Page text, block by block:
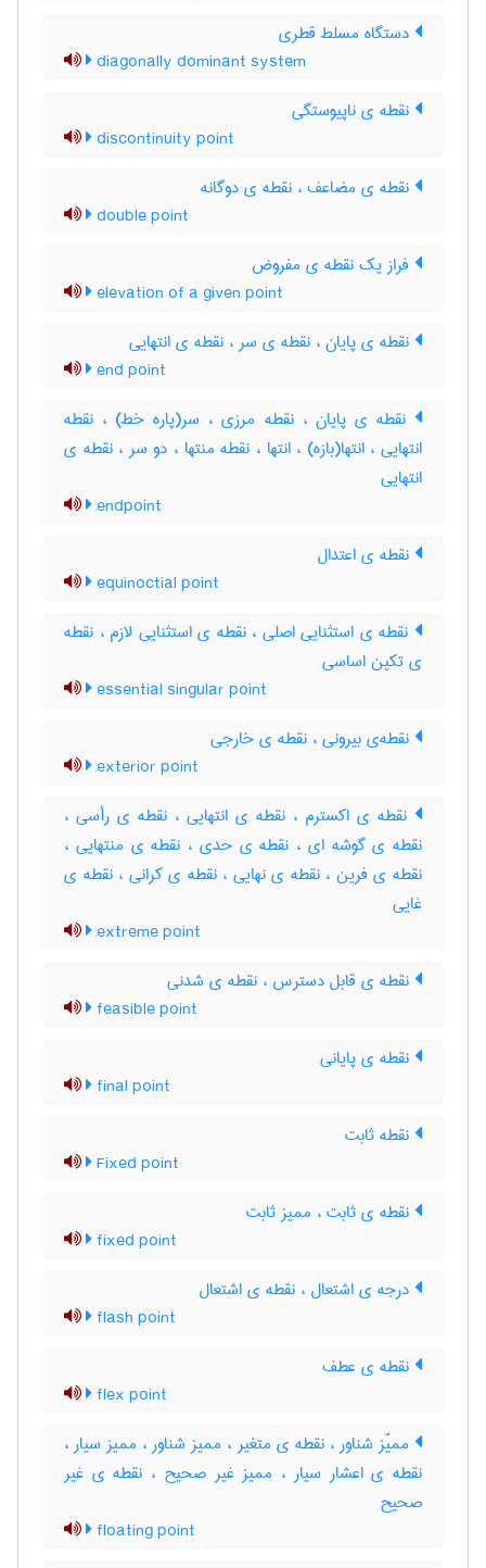
دستگاه مسلط قطری
diagonally dominant system
نقطه ی ناپیوستگی
discontinuity point
نقطه ی مضاعف ، نقطه ی دوگانه
double point
فراز یک نقطه ی مفروض
elevation of a given point
نقطه ی پایان ، نقطه ی سر ، نقطه ی انتهایی
end point
نقطه ی پایان ، نقطه مرزی ، سر(پاره خط) ، نقطه
انتهایی ، انتها(بازه) ، انتها ، نقطه منتها ، دو سر ، نقطه ی
انتهایی
endpoint
نقطه ی اعتدال
equinoctial point
نقطه ی استثنایی اصلی ، نقطه ی استثنایی لازم ، نقطه
ی تکین اساسی
essential singular point
نقطه‌ی بیرونی ، نقطه ی خارجی
exterior point
نقطه ی اکسترم ، نقطه ی انتهایی ، نقطه ی رأسی ،
نقطه ی گوشه ای ، نقطه ی حدی ، نقطه ی منتهایی ،
‌نقطه ی فرین ، نقطه ی نهایی ، نقطه ی کرانی ، نقطه ی
غایی
extreme point
نقطه ی قابل دسترس ، نقطه ی شدنی
feasible point
نقطه ی پایانی
final point
نقطه ثابت
Fixed point
نقطه ی ثابت ، ممیز ثابت
fixed point
درجه ی اشتعال ، نقطه ی اشتعال
flash point
نقطه ی عطف
flex point
ممیّز شناور ، نقطه ی متغیر ، ممیز شناور ، ممیز سیار ،
نقطه ی اعشار سیار ، ممیز غیر صحیح ، نقطه ی غیر
صحیح
floating point